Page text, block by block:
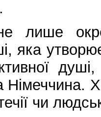
лише
яка
Німеччина.
чи